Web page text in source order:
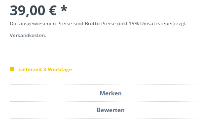
39,00 € *
Die ausgewiesenen Preise sind Brutto-Preise (inkl.19% Umsatzsteuer) zzgl.
Versandkosten.
Lieferzeit 3 Werktage
Merken
Bewerten